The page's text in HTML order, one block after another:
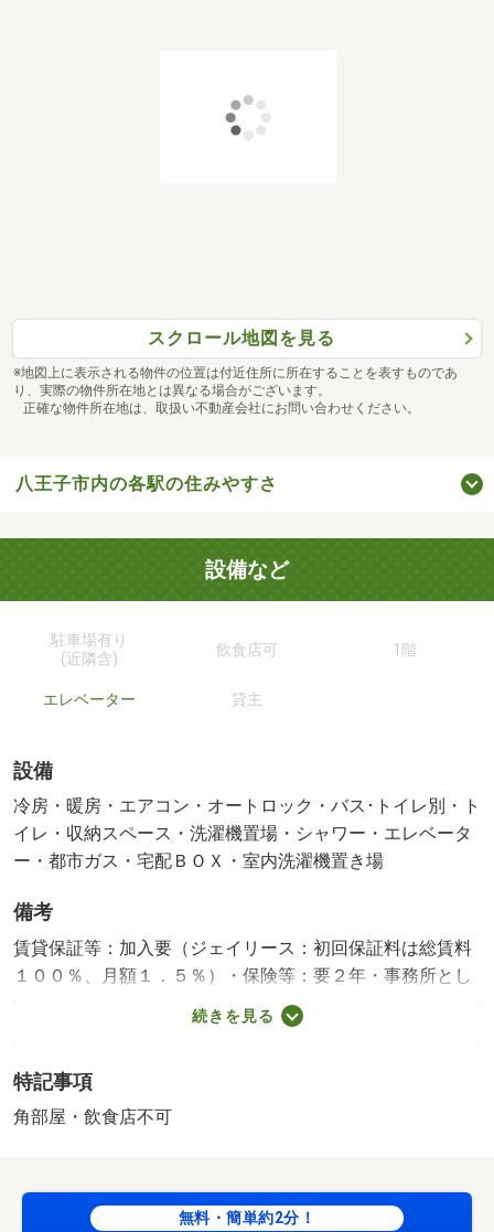
スクロール地図を見る
※地図上に表示される物件の位置は付近住所に所在することを表すものであ
り、実際の物件所在地とは異なる場合がございます。
正確な物件所在地は、取扱い不動産会社にお問い合わせください。
八王子市内の各駅の住みやすさ
設備など
駐車場有り
(近隣含)
飲食店可 1階
エレベーター 貸主
設備
冷房・暖房・エアコン・オートロック・バス･トイレ別・ト
イレ・収納スペース・洗濯機置場・シャワー・エレベータ
ー・都市ガス・宅配ＢＯＸ・室内洗濯機置き場
備考
賃貸保証等：加入要（ジェイリース：初回保証料は総賃料
１００％、月額１．５％）・保険等：要２年・事務所とし
ても居住用としてもご利用可。駅近で便利です！・駐輪
場：なし・間取り内訳等：洋 ７ ＬＤＫ ５．１ 駐車場:
続きを見る
特記事項
角部屋・飲食店不可
無料・簡単約2分！